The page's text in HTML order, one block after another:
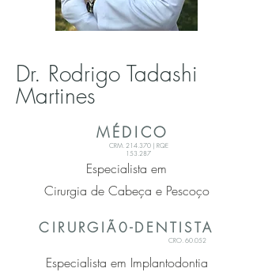
Dr. Rodrigo Tadashi
Martines
MÉDICO
CRM. 214.370 | RQE
153.287
Especialista em
Cirurgia de Cabeça e Pescoço
CIRURGIÃ0-DENTISTA
CRO. 60.052
Especialista em Implantodontia